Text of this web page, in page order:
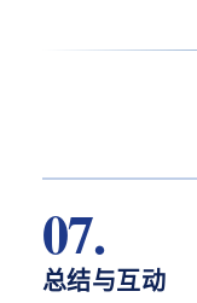
07.
总结与互动